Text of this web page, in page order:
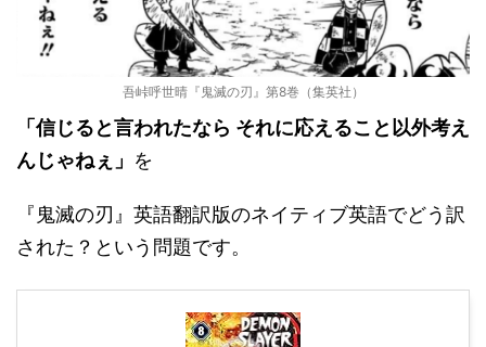
吾峠呼世晴『鬼滅の刃』第8巻（集英社）
「信じると言われたなら それに応えること以外考え
んじゃねぇ」 を
『鬼滅の刃』英語翻訳版のネイティブ英語でどう訳
された？という問題です。